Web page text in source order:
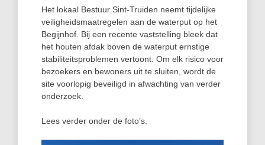
Het lokaal Bestuur Sint‑Truiden neemt tijdelijke
veiligheidsmaatregelen aan de waterput op het
Begijnhof. Bij een recente vaststelling bleek dat
het houten afdak boven de waterput ernstige
stabiliteitsproblemen vertoont. Om elk risico voor
bezoekers en bewoners uit te sluiten, wordt de
site voorlopig beveiligd in afwachting van verder
onderzoek.
Lees verder onder de foto’s.